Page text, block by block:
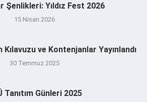
Şenlikleri: Yıldız Fest 2026
15 Nisan 2026
ve Kontenjanlar Yayınlandı
30 Temmuz 2025
Tanıtım Günleri 2025